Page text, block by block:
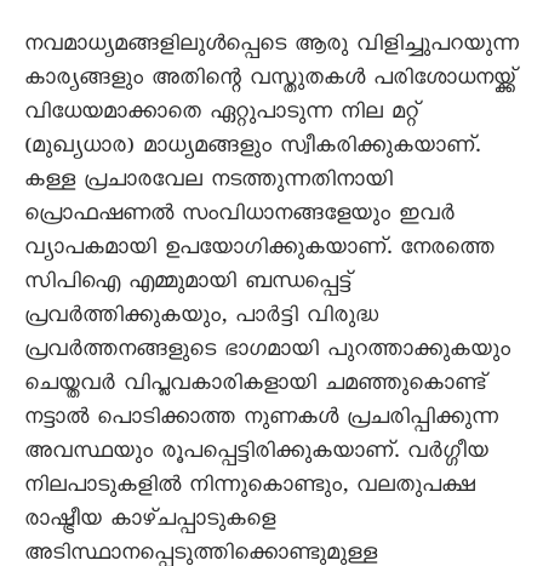
നവമാധ്യമങ്ങളിലുള്‍പ്പെടെ ആരു വിളിച്ചുപറയുന്ന
കാര്യങ്ങളും അതിന്റെ വസ്തുതകള്‍ പരിശോധനയ്ക്ക്
വിധേയമാക്കാതെ ഏറ്റുപാടുന്ന നില മറ്റ്
(മുഖ്യധാര) മാധ്യമങ്ങളും സ്വീകരിക്കുകയാണ്.
കള്ള പ്രചാരവേല നടത്തുന്നതിനായി
പ്രൊഫഷണല്‍ സംവിധാനങ്ങളേയും ഇവര്‍
വ്യാപകമായി ഉപയോഗിക്കുകയാണ്. നേരത്തെ
സിപിഐ എമ്മുമായി ബന്ധപ്പെട്ട്
പ്രവര്‍ത്തിക്കുകയും, പാര്‍ട്ടി വിരുദ്ധ
പ്രവര്‍ത്തനങ്ങളുടെ ഭാഗമായി പുറത്താക്കുകയും
ചെയ്തവര്‍ വിപ്ലവകാരികളായി ചമഞ്ഞുകൊണ്ട്
നട്ടാല്‍ പൊടിക്കാത്ത നുണകള്‍ പ്രചരിപ്പിക്കുന്ന
അവസ്ഥയും രൂപപ്പെട്ടിരിക്കുകയാണ്. വര്‍ഗ്ഗീയ
നിലപാടുകളില്‍ നിന്നുകൊണ്ടും, വലതുപക്ഷ
രാഷ്ട്രീയ കാഴ്ചപ്പാടുകളെ
അടിസ്ഥാനപ്പെടുത്തിക്കൊണ്ടുമുള്ള